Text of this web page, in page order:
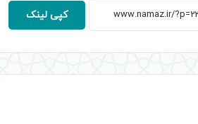
کپی لینک